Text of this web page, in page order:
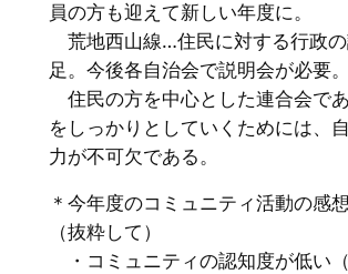
員の方も迎えて新しい年度に。
荒地西山線…住民に対する行政
足。今後各自治会で説明会が必要。
住民の方を中心とした連合会で
をしっかりとしていくためには、
力が不可欠である。
＊今年度のコミュニティ活動の感
（抜粋して）
・コミュニティの認知度が低い